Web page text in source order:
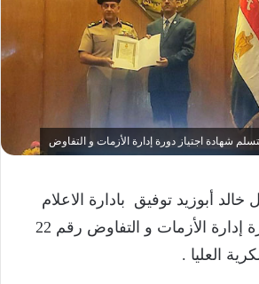
شهادة اجتياز دورة إدارة الأزمات و التفاوض
خالد أبوزيد توفيق بادارة الاعلام
دورة إدارة الأزمات و التفاوض رقم 22
العليا .